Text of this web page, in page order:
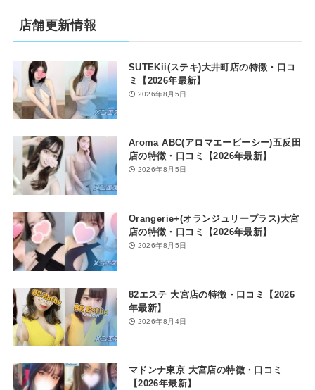
西尾
(34歳 / - )
柏木
店舗更新情報
SUTEKii(ステキ)大井町店の特徴・口コ
ミ【2026年最新】
2026年8月5日
Aroma ABC(アロマエービーシー)五反田
店の特徴・口コミ【2026年最新】
2026年8月5日
Orangerie+(オランジュリープラス)大宮
店の特徴・口コミ【2026年最新】
2026年8月5日
82エステ 大宮店の特徴・口コミ【2026
年最新】
2026年8月4日
マドンナ東京 大宮店の特徴・口コミ
【2026年最新】